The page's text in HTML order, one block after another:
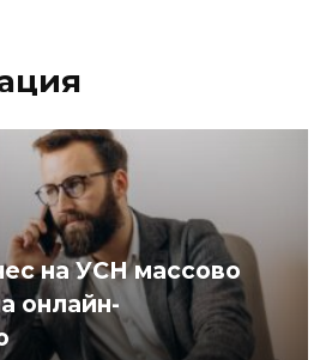
на УСН массово
онлайн-